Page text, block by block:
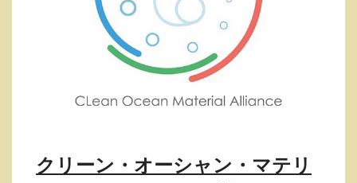
クリーン・オーシャン・マテリ